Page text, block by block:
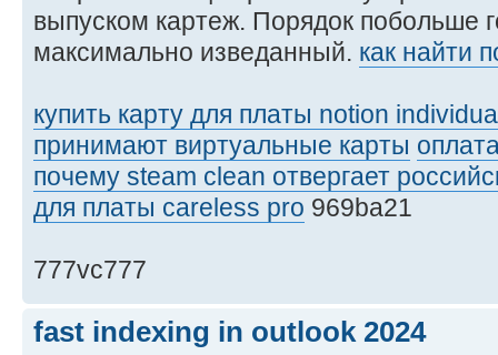
выпуском картеж. Порядок побольше
максимально изведанный. как найти
купить карту для платы notion
принимают виртуальные карты
почему steam clean отвергает
для платы careless pro 969ba21
777vc777
fast indexing in outlook 2024